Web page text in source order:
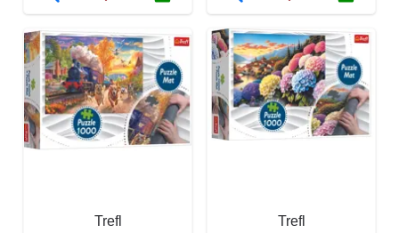
Trefl Trefl